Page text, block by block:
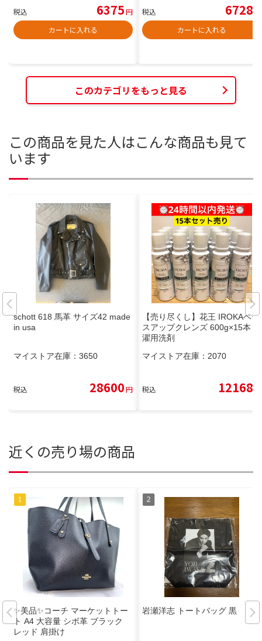
税込 6375円
カートに入れる
税込 6728
カートに入れる
このカテゴリをもっと見る
この商品を見た人はこんな商品も見て
います
schott 618 馬革 サイズ42 made
in usa
マイストア在庫： 3650
税込 28600円
【売り尽くし】花王 IROKAベー
スアップクレンズ 600g×15本 洗
濯用洗剤
マイストア在庫： 2070
税込 12168
近くの売り場の商品
✨美品✨コーチ マーケットトー
ト A4 大容量 シボ革 ブラック
レッド 肩掛け
岩瀬洋志 トートバッグ 黒